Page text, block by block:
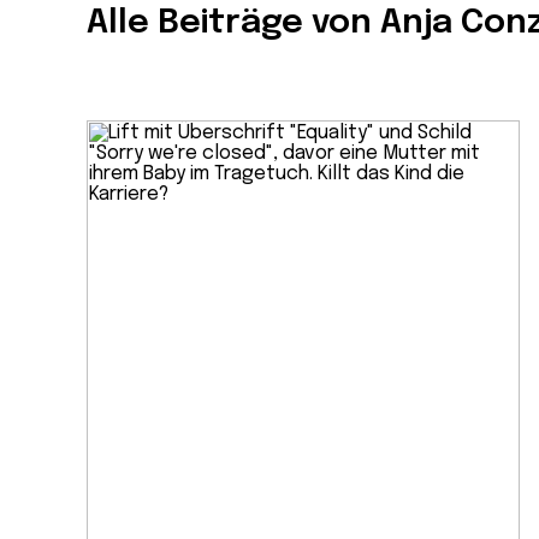
Alle Beiträge von Anja